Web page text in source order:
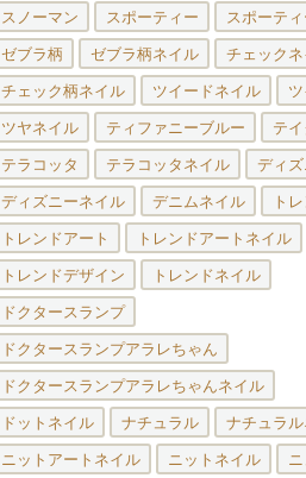
スノーマン スポーティー スポーテ
ゼブラ柄 ゼブラ柄ネイル チェック
チェック柄ネイル ツイードネイル
ツヤネイル ティファニーブルー テ
テラコッタ テラコッタネイル ディ
ディズニーネイル デニムネイル ト
トレンドアート トレンドアートネイル
トレンドデザイン トレンドネイル
ドクタースランプ
ドクタースランプアラレちゃん
ドクタースランプアラレちゃんネイル
ドットネイル ナチュラル ナチュラ
ニットアートネイル ニットネイル